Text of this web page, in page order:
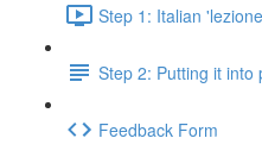
Step 1: Italian
Step 2: Putting it into
Feedback Form